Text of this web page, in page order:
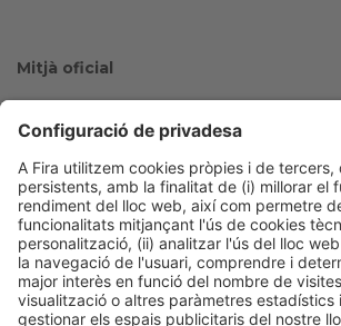
Mitjà oficial
Col·laboradors